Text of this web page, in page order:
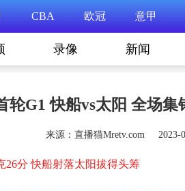
CBA 欧冠 意甲
录像 新闻
轮G1 快船vs太阳 全场集
来源：直播猫Mretv.com 2023-
26分 快船射落太阳拔得头筹